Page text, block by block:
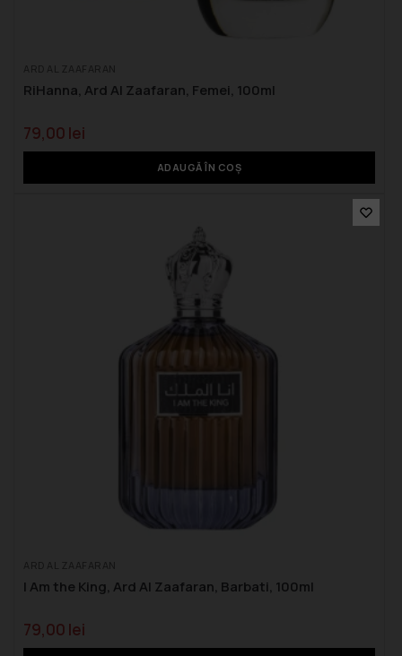
RiHanna, Ard Al Zaafaran, Femei, 100ml
79,00 lei
ADAUGĂ ÎN COȘ
I Am the King, Ard Al Zaafaran, Barbati, 100ml
79,00 lei